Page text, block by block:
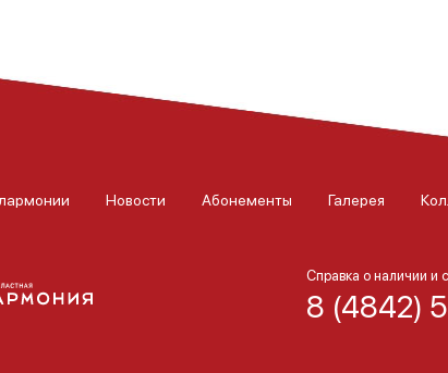
Новости Абонементы Галерея
Справка о наличии и
8 (4842)